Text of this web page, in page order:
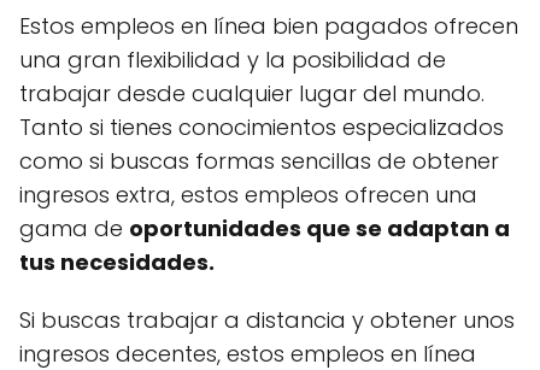
Estos empleos en línea bien pagados ofrecen
una gran flexibilidad y la posibilidad de
trabajar desde cualquier lugar del mundo.
Tanto si tienes conocimientos especializados
como si buscas formas sencillas de obtener
ingresos extra, estos empleos ofrecen una
gama de oportunidades que se adaptan a
tus necesidades.
Si buscas trabajar a distancia y obtener unos
ingresos decentes, estos empleos en línea